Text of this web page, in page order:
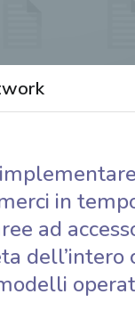
in
ad